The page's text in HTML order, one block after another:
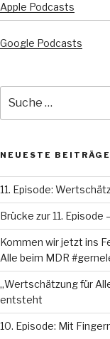
Apple Podcasts
Google Podcasts
nach:
NEUESTE BEITRÄGE
11. Episode:
Brücke zur 11. Episode
Kommen wir jetzt ins
Alle beim MDR
„Wertschätzung für
entsteht
10. Episode: Mit